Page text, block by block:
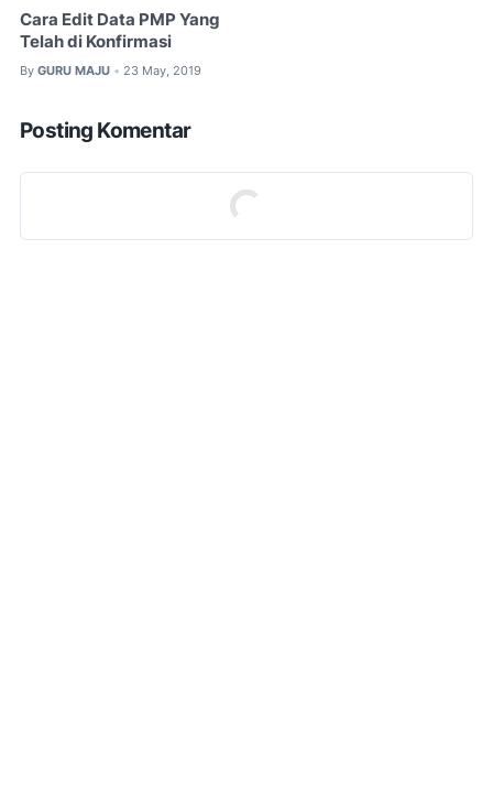
Cara Edit Data PMP Yang
Telah di Konfirmasi
By GURU MAJU • 23 May, 2019
Posting Komentar